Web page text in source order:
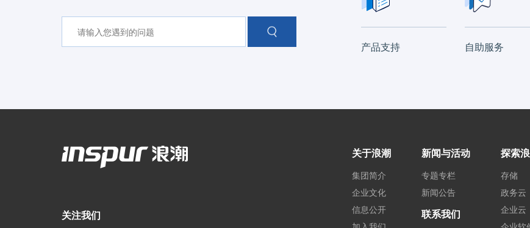
产品支持 自助服务
关注我们
关于浪潮
集团简介
企业文化
信息公开
新闻与活动
专题专栏
新闻公告
联系我们
探索
存储
政务云
企业云